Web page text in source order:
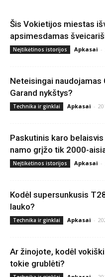
Šis Vokietijos miestas
apsimesdamas
Neįtikėtinos istorijos Apkasai -
Neteisingai naudojamas
Garand nykštys?
Technika ir ginklai Apkasai -
Paskutinis karo
namo grįžo tik 2000-
Neįtikėtinos istorijos Apkasai -
Kodėl supersunkusis
lauko?
Technika ir ginklai Apkasai -
Ar žinojote, kodėl
tokie grublėti?